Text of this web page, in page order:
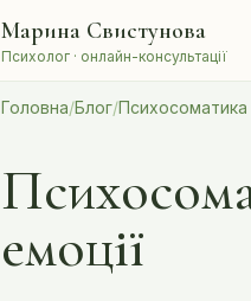
Марина Свистунова
Психолог · онлайн-консультації
Головна/Блог/Психосоматика
емоції